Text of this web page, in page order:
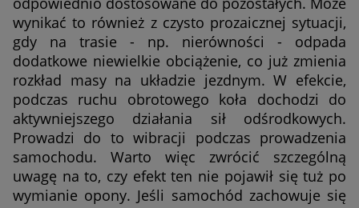
wynikać to również z czysto prozaicznej sytuacji,
gdy na trasie - np. nierówności - odpada
dodatkowe niewielkie obciążenie, co już zmienia
rozkład masy na układzie jezdnym. W efekcie,
podczas ruchu obrotowego koła dochodzi do
aktywniejszego działania sił odśrodkowych.
Prowadzi do to wibracji podczas prowadzenia
samochodu. Warto więc zwrócić szczególną
uwagę na to, czy efekt ten nie pojawił się tuż po
wymianie opony. Jeśli samochód zachowuje się